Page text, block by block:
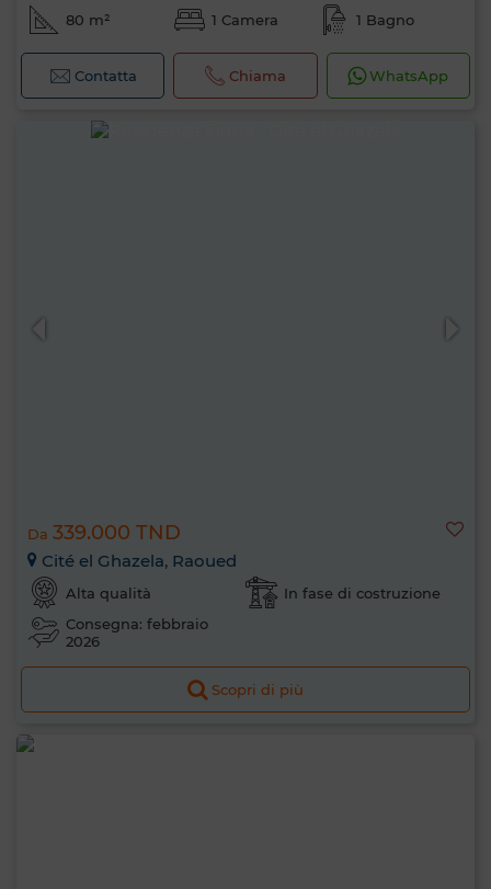
80 m² 1 Camera 1 Bagno
Contatta Chiama WhatsApp
Da 339.000 TND
Cité el Ghazela, Raoued
Alta qualità
In fase di costruzione
Consegna: febbraio
2026
Scopri di più